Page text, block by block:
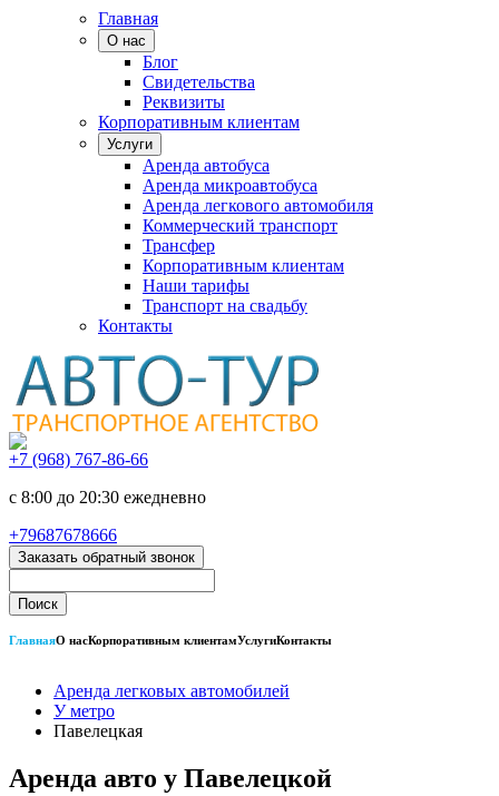
Главная
О нас
Блог
Свидетельства
Реквизиты
Корпоративным клиентам
Услуги
Аренда автобуса
Аренда микроавтобуса
Аренда легкового автомобиля
Коммерческий транспорт
Трансфер
Корпоративным клиентам
Наши тарифы
Транспорт на свадьбу
Контакты
+7 (968) 767-86-66
с 8:00 до 20:30 ежедневно
+79687678666
Заказать обратный звонок
ГлавнаяО насКорпоративным клиентамУслугиКонтакты
Аренда легковых автомобилей
У метро
Павелецкая
Аренда авто у Павелецкой